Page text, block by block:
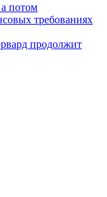
а потом
требованиях
продолжит